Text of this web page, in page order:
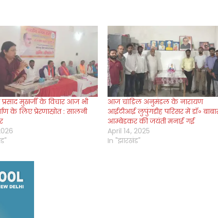
प्रसाद मुखर्जी के विचार आज भी
के लिए प्रेरणास्रोत : सालनी
आज चांडिल अनुमंडल के नारायण
आईटीआई लुपुंगडीह परिसर में डॉ॰
आम्बेडकर की जयंती मनाई गई
April 14, 2025
In "झारखंड"